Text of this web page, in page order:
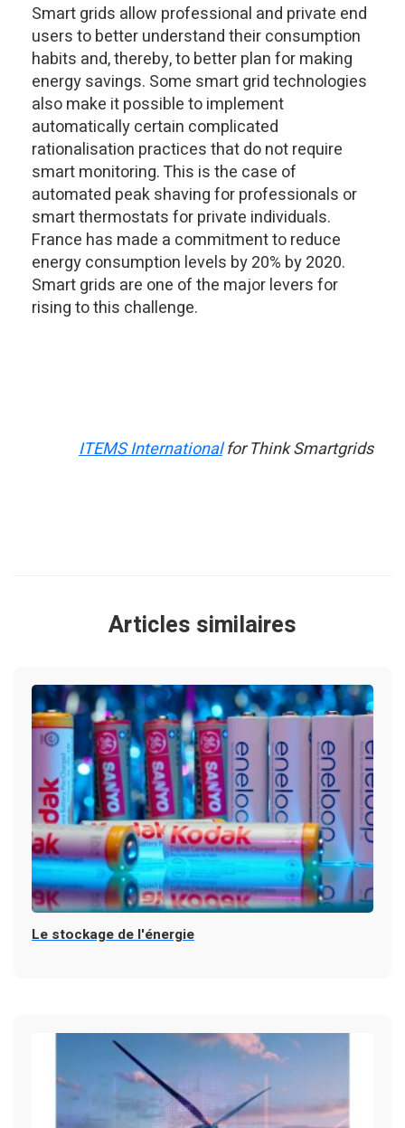
Smart grids allow professional and private end
users to better understand their consumption
habits and, thereby, to better plan for making
energy savings. Some smart grid technologies
also make it possible to implement
automatically certain complicated
rationalisation practices that do not require
smart monitoring. This is the case of
automated peak shaving for professionals or
smart thermostats for private individuals.
France has made a commitment to reduce
energy consumption levels by 20% by 2020.
Smart grids are one of the major levers for
rising to this challenge.
ITEMS Internationalfor Think Smartgrids
Articles similaires
Le stockage de l'énergie